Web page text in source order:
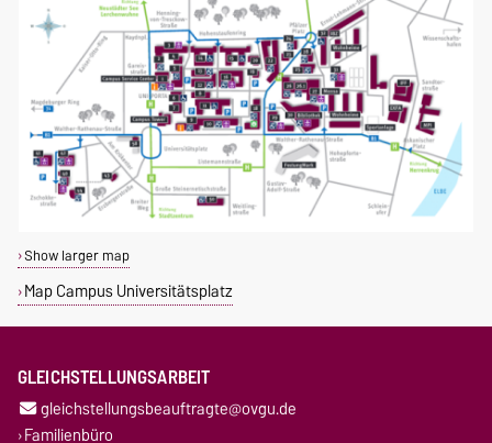
Show larger map
Map Campus Universitätsplatz
GLEICHSTELLUNGSARBEIT
gleichstellungsbeauftragte@ovgu.de
Familienbüro